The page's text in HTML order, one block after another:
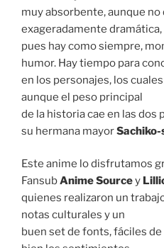
muy absorbente, aunque no
exageradamente dramática,
pues hay como siempre,
humor. Hay tiempo para
en los personajes, los
aunque el peso principal
de la historia cae en las dos
su hermana mayorSachiko-
Este anime lo disfrutamos
FansubAnime Sourcey
quienes realizaron un
notas culturales y un
buen set de fonts, fáciles